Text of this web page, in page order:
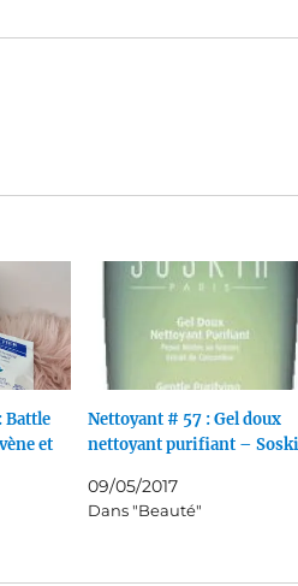
Battle
et
Nettoyant # 57 : Gel doux
nettoyant purifiant –
09/05/2017
Dans "Beauté"